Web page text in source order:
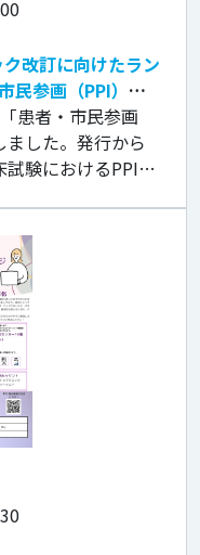
改訂に向けたラン
民参画（PPI）ガ
」開催のお知ら
内）
患者・市民参画
ました。発行から
験におけるPPIの